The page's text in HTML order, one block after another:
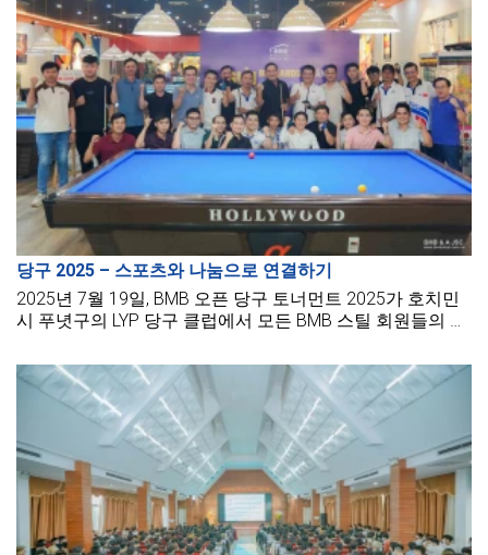
당구 2025 – 스포츠와 나눔으로 연결하기
2025년 7월 19일, BMB 오픈 당구 토너먼트 2025가 호치민
시 푸녓구의 LYP 당구 클럽에서 모든 BMB 스틸 회원들의 열
다.